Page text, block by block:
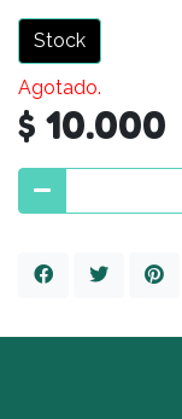
Stock
Agotado.
$ 10.000